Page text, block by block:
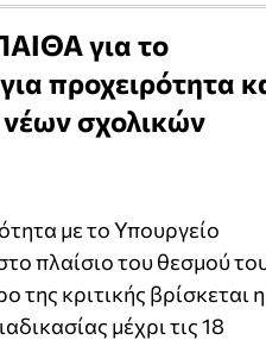
για το
προχειρότητα
σχολικών
με το Υπουργείο
πλαίσιο του θεσμού
της κριτικής βρίσκεται η
μέχρι τις 18